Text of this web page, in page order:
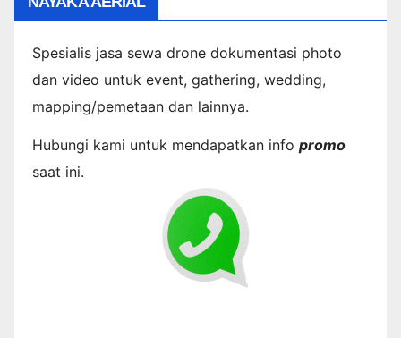
Spesialis jasa sewa drone dokumentasi photo
dan video untuk event, gathering, wedding,
mapping/pemetaan dan lainnya.
Hubungi kami untuk mendapatkan info promo
saat ini.